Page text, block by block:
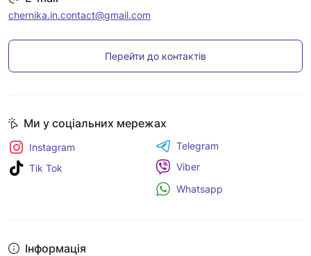
chernika.in.contact@gmail.com
Перейти до контактів
Інформація
Ми у соціальних мережах
Instagram
Tik Tok
Telegram
Viber
Whatsapp